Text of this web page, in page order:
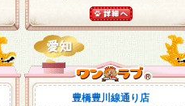
豊橋豊川線通り店